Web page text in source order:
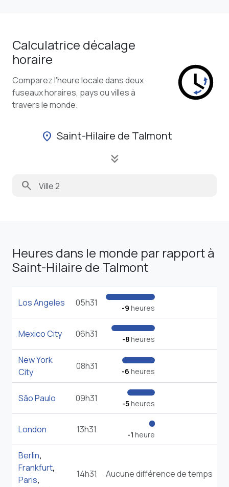
Calculatrice décalage
horaire
Comparez l'heure locale dans deux
fuseaux horaires, pays ou villes à
travers le monde.
location_on Saint-Hilaire de Talmont
keyboard_double_arrow_down
search
Heures dans le monde par rapport à
Saint-Hilaire de Talmont
Los Angeles 05h31 -9 heures
Mexico City 06h31 -8heures
New York
City
08h31 -6 heures
São Paulo 09h31 -5heures
London 13h31 -1 heure
Berlin,
Frankfurt,
Paris,
14h31 Aucune différence de temps